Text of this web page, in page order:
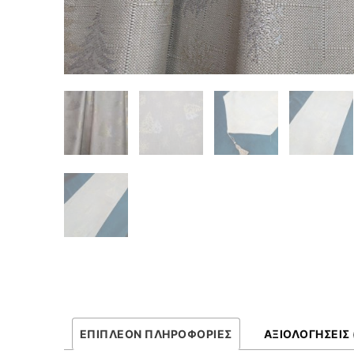
ΕΠΙΠΛΈΟΝ ΠΛΗΡΟΦΟΡΊΕΣ ΑΞΙΟΛΟΓΉΣΕΙΣ